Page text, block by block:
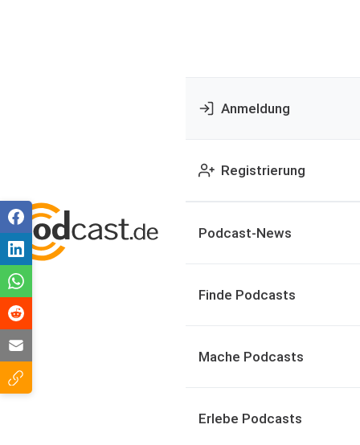
Anmeldung
Registrierung
Podcast-News
Finde Podcasts
Mache Podcasts
Erlebe Podcasts